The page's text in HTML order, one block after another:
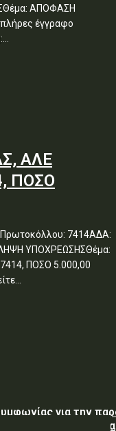
ΑΠΟΦΑΣΗ
έγγραφο
ΑΛΕ
ΠΟΣΟ
Πρωτοκόλλου: 7414ΑΔΑ:
ΥΠΟΧΡΕΩΣΗΣΘέμα:
ΠΟΣΟ 5.000,00
για την
οικίας στα Μέγαρα